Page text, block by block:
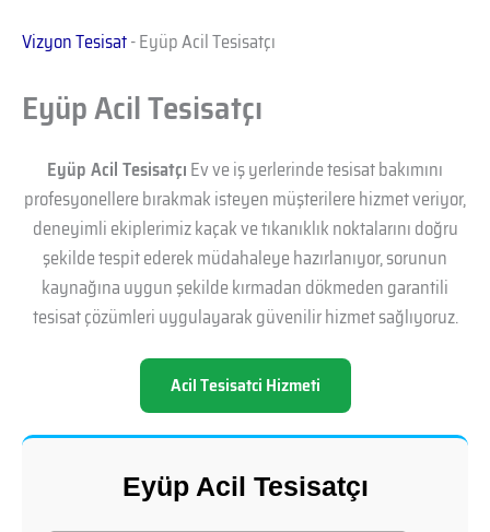
Vizyon Tesisat-Eyüp Acil Tesisatçı
Eyüp Acil Tesisatçı
Eyüp Acil TesisatçıEv ve iş yerlerinde tesisat bakımını
profesyonellere bırakmak isteyen müşterilere hizmet veriyor,
deneyimli ekiplerimiz kaçak ve tıkanıklık noktalarını doğru
şekilde tespit ederek müdahaleye hazırlanıyor, sorunun
kaynağına uygun şekilde kırmadan dökmeden garantili
tesisat çözümleri uygulayarak güvenilir hizmet sağlıyoruz.
Acil Tesisatci Hizmeti
Eyüp Acil Tesisatçı